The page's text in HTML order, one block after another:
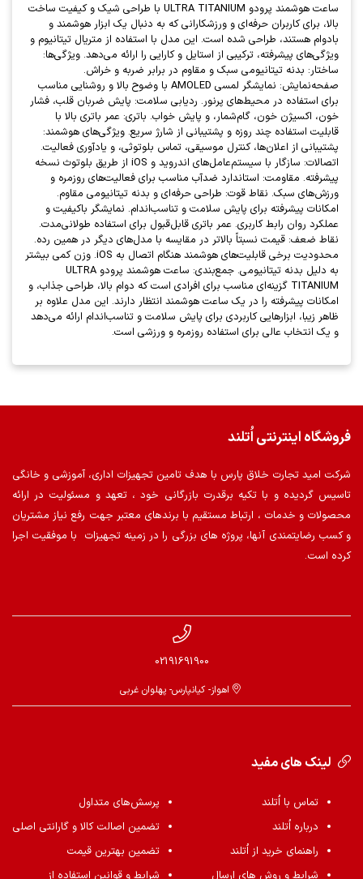
ساعت هوشمند پرودو ULTRA TITANIUM با طراحی شیک و کیفیت ساخت
بالا، برای کاربران حرفه‌ای و ورزشکارانی که به دنبال یک ابزار هوشمند و
بادوام هستند، طراحی شده است. این مدل با استفاده از متریال تیتانیوم و
ویژگی‌های پیشرفته، ترکیبی از استایل و کارایی را ارائه می‌دهد. ویژگی‌ها:
ساختار: بدنه تیتانیومی سبک و مقاوم در برابر ضربه و خراش.
صفحه‌نمایش: نمایشگر لمسی AMOLED با وضوح بالا و روشنایی مناسب
برای استفاده در محیط‌های پرنور. ردیابی سلامت: پایش ضربان قلب، فشار
خون، اکسیژن خون، گام‌شمار، و پایش خواب. باتری: عمر باتری بالا با
قابلیت استفاده چند روزه و پشتیبانی از شارژ سریع. ویژگی‌های هوشمند:
پشتیبانی از اعلان‌ها، کنترل موسیقی، تماس بلوتوثی، و یادآوری فعالیت.
اتصالات: سازگار با سیستم‌عامل‌های اندروید و iOS از طریق بلوتوث نسخه
پیشرفته. مقاومت: استاندارد ضدآب مناسب برای فعالیت‌های روزمره و
ورزش‌های سبک. نقاط قوت: طراحی حرفه‌ای و بدنه تیتانیومی مقاوم.
امکانات پیشرفته برای پایش سلامت و تناسب‌اندام. نمایشگر باکیفیت و
عملکرد روان رابط کاربری. عمر باتری قابل‌قبول برای استفاده طولانی‌مدت.
نقاط ضعف: قیمت نسبتاً بالاتر در مقایسه با مدل‌های دیگر در همین رده.
محدودیت برخی قابلیت‌های هوشمند هنگام اتصال به iOS. وزن کمی بیشتر
به دلیل بدنه تیتانیومی. جمع‌بندی: ساعت هوشمند پرودو ULTRA
TITANIUM گزینه‌ای مناسب برای افرادی است که دوام بالا، طراحی جذاب، و
امکانات پیشرفته را در یک ساعت هوشمند انتظار دارند. این مدل علاوه بر
ظاهر زیبا، ابزارهایی کاربردی برای پایش سلامت و تناسب‌اندام ارائه می‌دهد
و یک انتخاب عالی برای استفاده روزمره و ورزشی است.
فروشگاه اینترنتی اُتلند
شرکت امید تجارت خلاق پارس با هدف تامین تجهیزات اداری، آموزشی و خانگی
تاسیس گردیده و با تکیه برقدرت بازرگانی خود ، تعهد و مسئولیت در ارائه
محصولات و خدمات ، ارتباط مستقیم با برندهای معتبر جهت رفع نیاز مشتریان
و کسب رضایتمندی آنها، پروژه های بزرگی را در زمینه تجهیزات با موفقیت اجرا
کرده است.
02191691900
اهواز- کیانپارس- پهلوان غربی
لینک های مفید
تماس با اُتلند
درباره اُتلند
راهنمای خرید از اُتلند
پرسش‌های متداول
تضمین اصالت کالا و گارانتی اصلی
تضمین بهترین قیمت